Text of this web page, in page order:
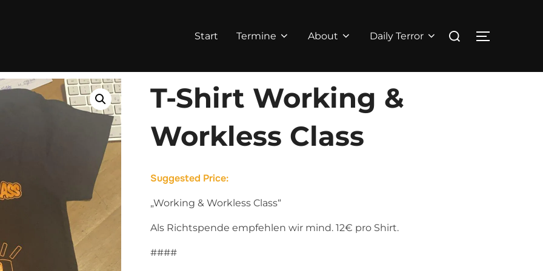
Start
Termine About Daily Terror
nach:
T-Shirt Working &
Workless Class
Suggested Price:
„Working & Workless Class“
Als Richtspende empfehlen wir mind. 12€ pro Shirt.
####